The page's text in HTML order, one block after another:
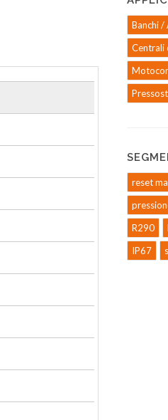
Banchi /
Centrali
reset
R290
IP67